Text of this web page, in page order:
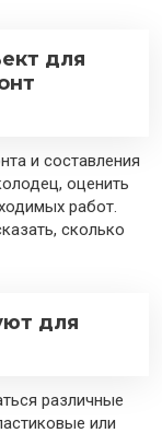
для
и составления
оценить
работ.
сколько
для
различные
или